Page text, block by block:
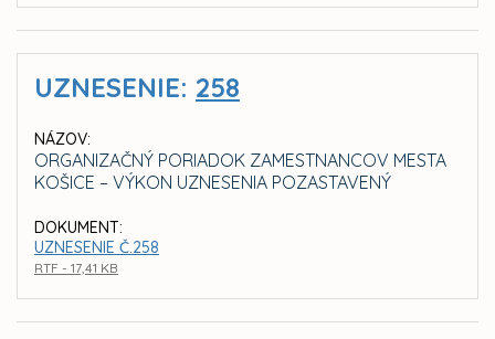
UZNESENIE: 258
NÁZOV:
ORGANIZAČNÝ PORIADOK ZAMESTNANCOV MESTA
KOŠICE – VÝKON UZNESENIA POZASTAVENÝ
DOKUMENT:
UZNESENIE Č.258
RTF - 17,41 KB